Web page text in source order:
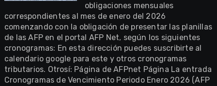
obligaciones mensuales
correspondientes al mes de enero del 2026
comenzando con la obligación de presentar las planillas
de las AFP en el portal AFP Net, según los siguientes
cronogramas: En esta dirección puedes suscribirte al
calendario google para este y otros cronogramas
tributarios. Otrosí: Página de AFPnet Página La entrada
Cronogramas de Vencimiento Periodo Enero 2026 (AFP